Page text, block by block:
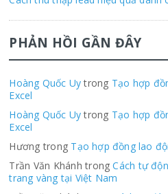
PHẢN HỒI GẦN ĐÂY
Hoàng Quốc Uytrong Tạo hợp
Excel
Hoàng Quốc Uytrong Tạo hợp
Excel
Hương trong Tạo hợp đồng lao
Trần Văn Khánh trongCách tự
trang vàng tại Việt Nam